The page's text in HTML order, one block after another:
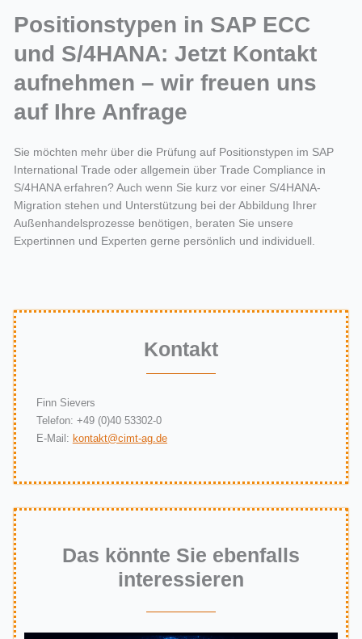
Positionstypen in SAP ECC
und S/4HANA: Jetzt Kontakt
aufnehmen – wir freuen uns
auf Ihre Anfrage
Sie möchten mehr über die Prüfung auf Positionstypen im SAP
International Trade oder allgemein über Trade Compliance in
S/4HANA erfahren? Auch wenn Sie kurz vor einer S/4HANA-
Migration stehen und Unterstützung bei der Abbildung Ihrer
Außenhandelsprozesse benötigen, beraten Sie unsere
Expertinnen und Experten gerne persönlich und individuell.
Kontakt
Finn Sievers
Telefon: +49 (0)40 53302-0
E-Mail: kontakt@cimt-ag.de
Das könnte Sie ebenfalls
interessieren​